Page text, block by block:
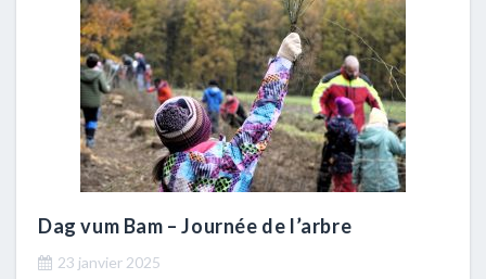
Dag vum Bam – Journée de l’arbre
23 janvier 2025